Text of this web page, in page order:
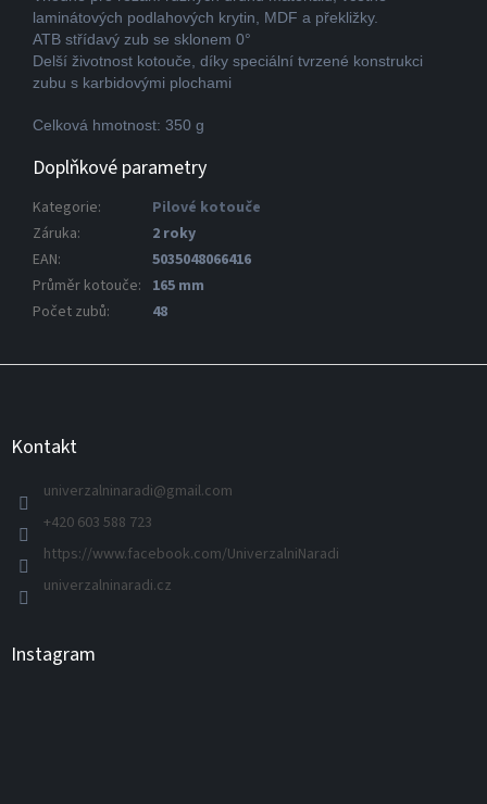
laminátových podlahových krytin, MDF a překližky.
ATB střídavý zub se sklonem 0°
Delší životnost kotouče, díky speciální tvrzené konstrukci
zubu s karbidovými plochami
Celková hmotnost: 350 g
Doplňkové parametry
Kategorie:
Pilové kotouče
Záruka:
2 roky
EAN:
5035048066416
Průměr kotouče: 165 mm
Počet zubů: 48
Z
Kontakt
univerzalninaradi@gmail.com
+420 603 588 723
https://www.facebook.com/UniverzalniNaradi
univerzalninaradi.cz
Instagram